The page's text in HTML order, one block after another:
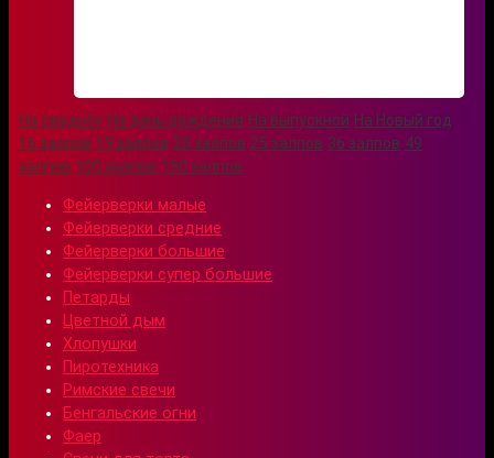
На свадьбу На день рождения На выпускной На Новый год
16 залпов 19 залпов 20 залпов 25 залпов 36 залпов 49
залпов 100 залпов 150 залпов
Фейерверки малые
Фейерверки средние
Фейерверки большие
Фейерверки супер большие
Петарды
Цветной дым
Хлопушки
Пиротехника
Римские свечи
Бенгальские огни
Фаер